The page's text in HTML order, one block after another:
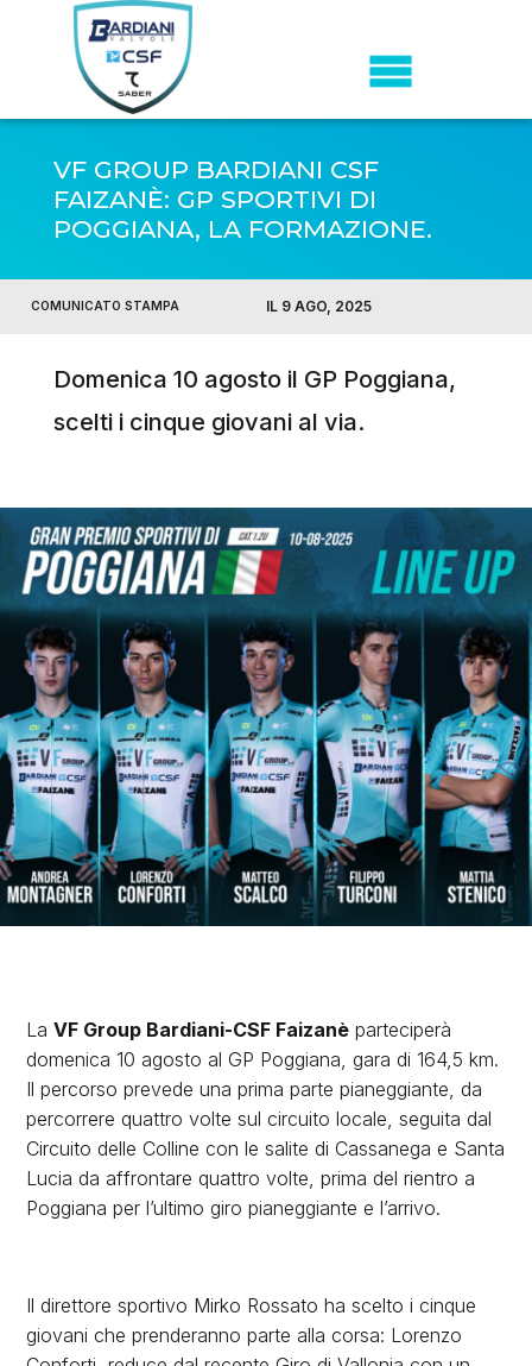
VF GROUP BARDIANI CSF
FAIZANÈ: GP SPORTIVI DI
POGGIANA, LA FORMAZIONE.
COMUNICATO STAMPA IL 9 AGO, 2025
Domenica 10 agosto il GP Poggiana,
scelti i cinque giovani al via.
LaVF Group Bardiani-CSF Faizanè parteciperà
domenica 10 agosto al GP Poggiana, gara di 164,5 km.
Il percorso prevede una prima parte pianeggiante, da
percorrere quattro volte sul circuito locale, seguita dal
Circuito delle Colline con le salite di Cassanega e Santa
Lucia da affrontare quattro volte, prima del rientro a
Poggiana per l’ultimo giro pianeggiante e l’arrivo.
Il direttore sportivo Mirko Rossato ha scelto i cinque
giovani che prenderanno parte alla corsa: Lorenzo